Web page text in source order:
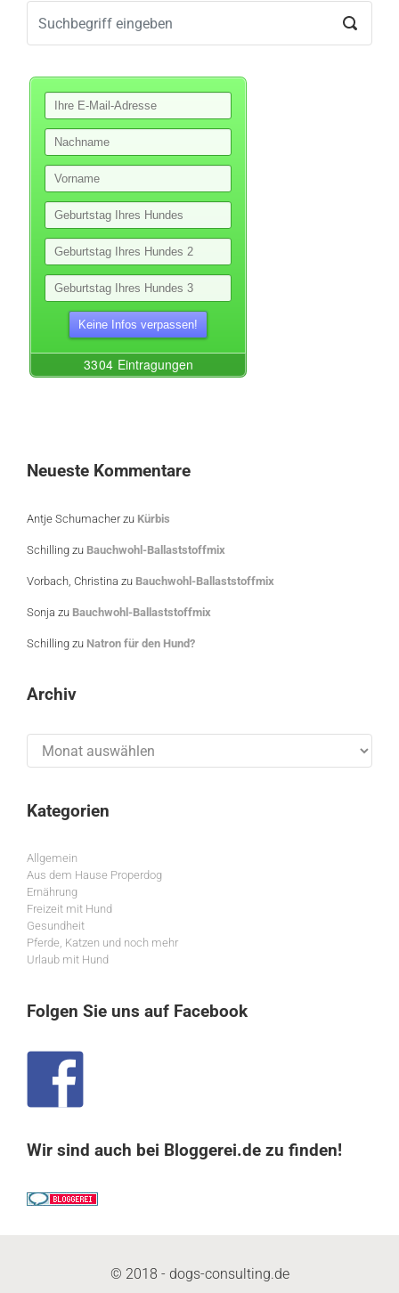
Neueste Kommentare
Antje Schumacherzu Kürbis
Schilling zu Bauchwohl-Ballaststoffmix
Vorbach, Christina zu Bauchwohl-Ballaststoffmix
Sonja zu Bauchwohl-Ballaststoffmix
Schilling zu Natron für den Hund?
Archiv
Kategorien
Allgemein
Aus dem Hause Properdog
Ernährung
Freizeit mit Hund
Gesundheit
Pferde, Katzen und noch mehr
Urlaub mit Hund
Folgen Sie uns auf Facebook
Wir sind auch bei Bloggerei.de zu finden!
© 2018 - dogs-consulting.de